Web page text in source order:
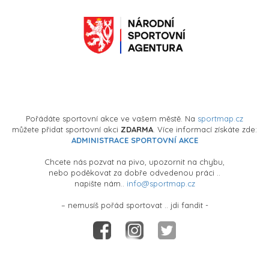
Pořádáte sportovní akce ve vašem městě. Na sportmap.cz
můžete přidat sportovní akci ZDARMA . Více informací získáte zde:
ADMINISTRACE SPORTOVNÍ AKCE
Chcete nás pozvat na pivo, upozornit na chybu,
nebo poděkovat za dobře odvedenou práci ..
napište nám.. info@sportmap.cz
– nemusíš pořád sportovat .. jdi fandit -